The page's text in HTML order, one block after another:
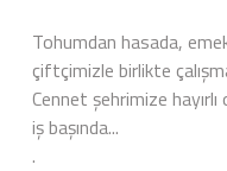
Tohumdan hasada,
çiftçimizle birlikte
Cennet şehrimize
iş başında...
.